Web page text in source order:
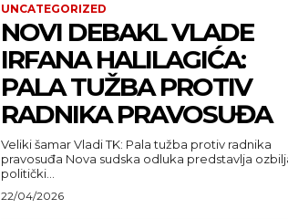
UNCATEGORIZED
NOVI DEBAKL VLADE
IRFANA HALILAGIĆA:
PALA TUŽBA PROTIV
RADNIKA PRAVOSUĐA
Veliki šamar Vladi TK: Pala tužba protiv radnika
pravosuđa Nova sudska odluka predstavlja ozbiljan
politički...
22/04/2026